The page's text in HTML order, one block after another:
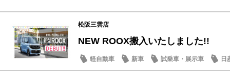
松阪三雲店
NEW ROOX搬入いたしました!!
軽自動車 新車 試乗車・展示車 日